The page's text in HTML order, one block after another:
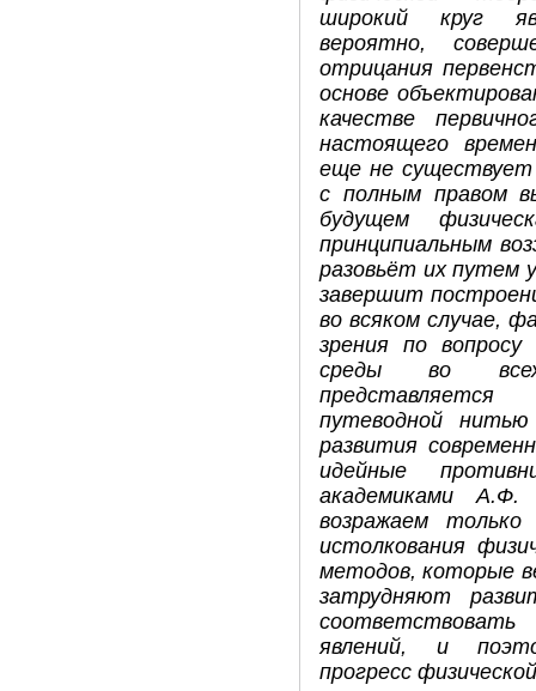
широкий круг
вероятно,
отрицания
основе
качестве
настоящего
еще не существует
с полным правом
будущем
принципиальным
разовьёт их путем
завершит
во всяком случае,
зрения по
среды во всех
путеводной
развития
идейные
академиками
возражаем
истолкования
методов, которые
затрудняют
явлений, и
прогресс